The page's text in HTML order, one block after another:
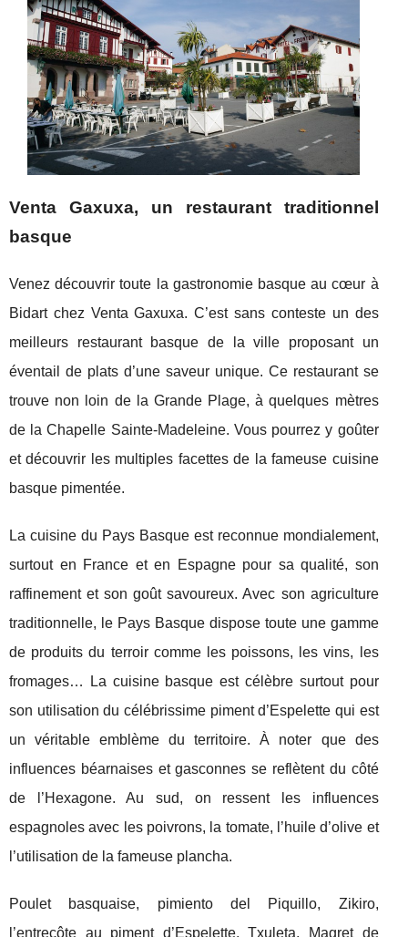
Venta Gaxuxa, un restaurant traditionnel
basque
Venez découvrir toute la gastronomie basque au cœur à
Bidart chez Venta Gaxuxa. C’est sans conteste un des
meilleurs restaurant basque de la ville proposant un
éventail de plats d’une saveur unique. Ce restaurant se
trouve non loin de la Grande Plage, à quelques mètres
de la Chapelle Sainte-Madeleine. Vous pourrez y goûter
et découvrir les multiples facettes de la fameuse cuisine
basque pimentée.
La cuisine du Pays Basque est reconnue mondialement,
surtout en France et en Espagne pour sa qualité, son
raffinement et son goût savoureux. Avec son agriculture
traditionnelle, le Pays Basque dispose toute une gamme
de produits du terroir comme les poissons, les vins, les
fromages… La cuisine basque est célèbre surtout pour
son utilisation du célébrissime piment d’Espelette qui est
un véritable emblème du territoire. À noter que des
influences béarnaises et gasconnes se reflètent du côté
de l’Hexagone. Au sud, on ressent les influences
espagnoles avec les poivrons, la tomate, l’huile d’olive et
l’utilisation de la fameuse plancha.
Poulet basquaise, pimiento del Piquillo, Zikiro,
l’entrecôte au piment d’Espelette, Txuleta, Magret de